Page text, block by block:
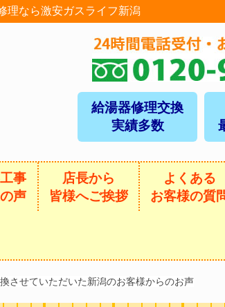
理なら激安ガスライフ新潟
給湯器修理交換
実績多数
事
声
店長から
皆様へご挨拶
よくある
お客様の質
させていただいた新潟のお客様からのお声